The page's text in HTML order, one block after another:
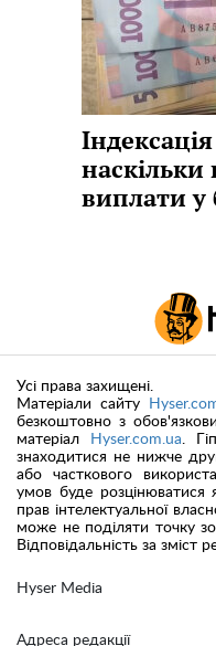
виплати у
Hyser Media
Адреса редакції
Усі права захищені.
Матеріали сайту
безкоштовно з
матеріал
Hyser.com.ua.
знаходитися не нижче
або часткового
умов буде
прав інтелектуальної
може не поділяти точку
Відповідальність за зміст